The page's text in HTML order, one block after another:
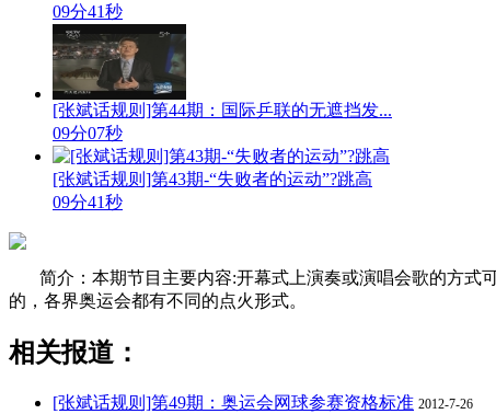
09分41秒
[张斌话规则]第44期：国际乒联的无遮挡发...
09分07秒
[张斌话规则]第43期-“失败者的运动”?跳高
09分41秒
简介：本期节目主要内容:开幕式上演奏或演唱会歌的方式
的，各界奥运会都有不同的点火形式。
相关报道：
[张斌话规则]第49期：奥运会网球参赛资格标准 2012-7-26